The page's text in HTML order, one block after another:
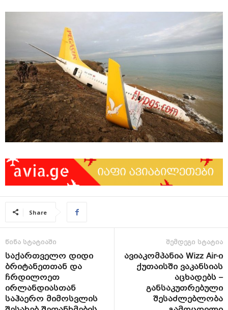
Share
წინა სტატიაში
საქართველო დიდი
ბრიტანეთთან და
ჩრდილოეთ
ირლანდიასთან
საჰაერო მიმოსვლის
შემდეგი სტატია
ავიაკომპანია Wizz Air-ი
ქუთაისში ვაკანსიას
აცხადებს –
განსაკუთრებული
შესაძლებლობა